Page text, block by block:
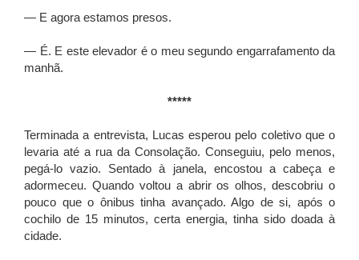
— E agora estamos presos.
— É. E este elevador é o meu segundo engarrafamento da
manhã.
*****
Terminada a entrevista, Lucas esperou pelo coletivo que o
levaria até a rua da Consolação. Conseguiu, pelo menos,
pegá-lo vazio. Sentado à janela, encostou a cabeça e
adormeceu. Quando voltou a abrir os olhos, descobriu o
pouco que o ônibus tinha avançado. Algo de si, após o
cochilo de 15 minutos, certa energia, tinha sido doada à
cidade.